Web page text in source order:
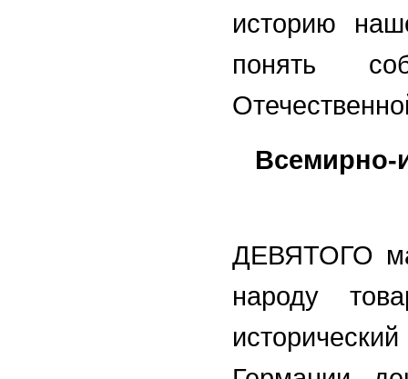
историю
понять
Всемирно-
ДЕВЯТОГО
народу